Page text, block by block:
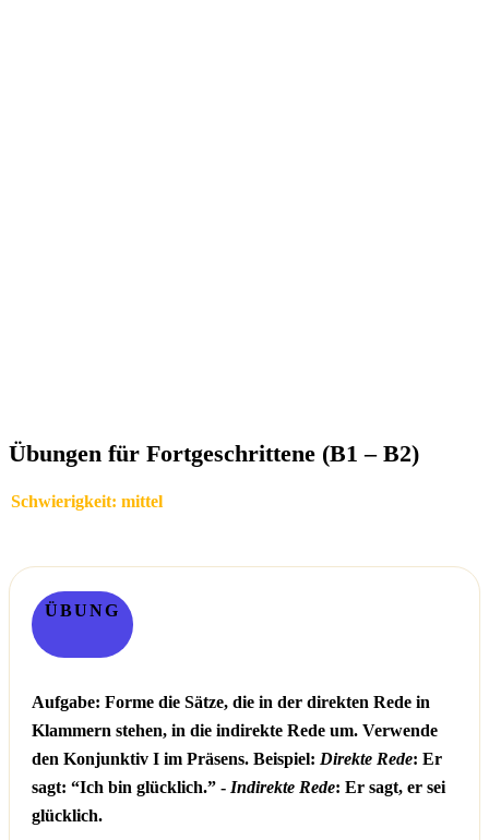
Übungen für Fortgeschrittene (B1 – B2)
Schwierigkeit: mittel
ÜBUNG
Aufgabe: Forme die Sätze, die in der direkten Rede in
Klammern stehen, in die indirekte Rede um. Verwende
den Konjunktiv I im Präsens. Beispiel: Direkte Rede: Er
sagt: “Ich bin glücklich.” - Indirekte Rede: Er sagt, er sei
glücklich.